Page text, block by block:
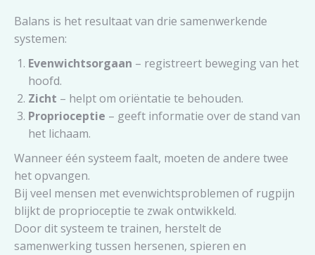
Balans is het resultaat van drie samenwerkende
systemen:
Evenwichtsorgaan – registreert beweging van het
hoofd.
Zicht – helpt om oriëntatie te behouden.
Proprioceptie – geeft informatie over de stand van
het lichaam.
Wanneer één systeem faalt, moeten de andere twee
het opvangen.
Bij veel mensen met evenwichtsproblemen of rugpijn
blijkt de proprioceptie te zwak ontwikkeld.
Door dit systeem te trainen, herstelt de
samenwerking tussen hersenen, spieren en